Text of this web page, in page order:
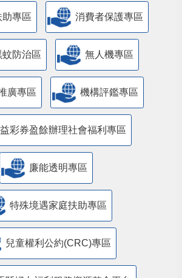
專區 消費者保護專區
蚊防治區 無人機專區
廣專區 機構評鑑專區
彩券盈餘辦理社會福利專區
廉能透明專區
特殊境遇家庭扶助專區
兒童權利公約(CRC)專區